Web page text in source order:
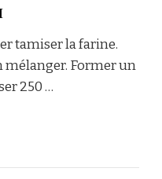
tamiser la farine.
mélanger. Former un
250 …